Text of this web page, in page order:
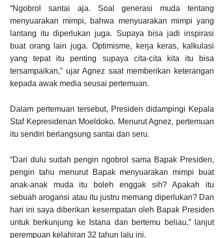
“Ngobrol santai aja. Soal generasi muda tentang
menyuarakan mimpi, bahwa menyuarakan mimpi yang
lantang itu diperlukan juga. Supaya bisa jadi inspirasi
buat orang lain juga. Optimisme, kerja keras, kalkulasi
yang tepat itu penting supaya cita-cita kita itu bisa
tersampaikan,” ujar Agnez saat memberikan keterangan
kepada awak media seusai pertemuan.
Dalam pertemuan tersebut, Presiden didampingi Kepala
Staf Kepresidenan Moeldoko. Menurut Agnez, pertemuan
itu sendiri berlangsung santai dan seru.
“Dari dulu sudah pengin ngobrol sama Bapak Presiden,
pengin tahu menurut Bapak menyuarakan mimpi buat
anak-anak muda itu boleh enggak sih? Apakah itu
sebuah arogansi atau itu justru memang diperlukan? Dan
hari ini saya diberikan kesempatan oleh Bapak Presiden
untuk berkunjung ke Istana dan bertemu beliau,” lanjut
perempuan kelahiran 32 tahun lalu ini.